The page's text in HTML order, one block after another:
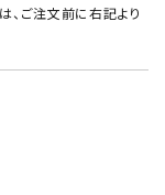
ご注文前に右記より